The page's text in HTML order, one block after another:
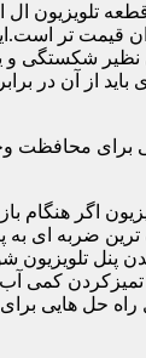
تلویزیون
قیمت تر
نظیر شکستگی
باید از آن در
برای محافظت
اگر هنگام
ترین ضربه ای به
تلویزیون
تمیزکردن کمی
راه حل هایی